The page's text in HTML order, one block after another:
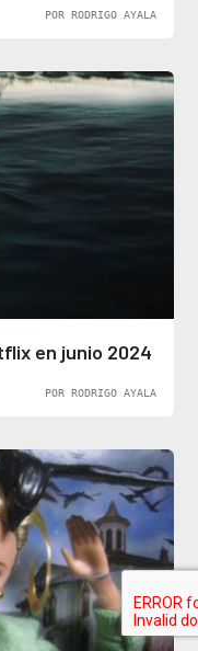
POR RODRIGO AYALA
en junio 2024
POR RODRIGO AYALA